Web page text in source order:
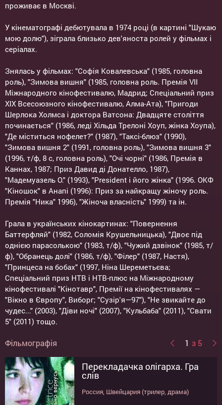
проживає в Москві.
У кінематографі дебютувала в 1974 році (в картині "Шукаю
мою долю"), зіграла близько дев'яноста ролей у фільмах і
серіалах.
Знялась у фільмах: "Софія Ковалевська" (1985, головна
роль), "Зимова вишня" (1985, головна роль. Премія VII
Міжнародного кінофестивалю, Мадрид; Спеціальний приз
XIX Всесоюзного кінофестивалю, Алма-Ата), "Пригоди
Шерлока Холмса і доктора Ватсона: Двадцяте століття
починається" (1986, леді Хільда Трелоні Хоуп, жінка Хоупа),
"Де міститься нофелет?" (1987), "Таксі-блюз" (1990),
"Зимова вишня 2" (1991, головна роль), "Зимова вишня 3"
(1996, т/ф, 8 с, головна роль), "Очі чорні" (1986, Премія в
Каннах, 1987; Приз Давид ді Донателло, 1987),
"Мадемуазель О." (1993), "President і його жінка" (1996. ОКФ
"Кіношок" в Анапі (1996): Приз за найкращу жіночу роль.
Премія "Ника" 1996), "Жіноча власність" 1999) та ін.
Грала в українських кінокартинах: "Повернення
Баттерфляй" (1982, Соломія Крушельницька), "Двоє під
однією парасолькою" (1983, т/ф), "Чужий дзвінок" (1985, т/
ф), "Обранець долі" (1986, т/ф), "Філер" (1987, Настя),
"Принцеса на бобах" (1997, Ніна Шереметьєва;
Спеціальний приз НТВ і НТВ-плюс на Міжнародному
кінофестивалі "Кінотавр", Премії на кінофестивалях —
"Вікно в Європу", Виборг; "Сузір'я—97"), "Не звикайте до
чудес..." (2003), "Діви ночі" (2007), "Кульбаба" (2011), "Свати
5" (2011) тощо.
Фільмографія 1 з 5
Перекладачка олігарха. Гра
слів
Россия, Швейцария (трилер, драма)
Імперія під ударом
Не звикайте до чудес
Ви не залишите мене
Заяц над бездной